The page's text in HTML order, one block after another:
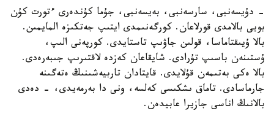
- دۇيسەنبى، سارسەنبى، بەيسەنبى، جۇما كۇندەرى ءتورت كۇن
بويى بالامدى قورلاعان. كورگەنىمدى ايتىپ جەتكىزە المايمىن.
بالا ۇيىقتاماسا، قولىن جاۋىپ تاستايدى. كورپەنى الىپ،
ۇستىنەن باسىپ تۇرادى. شايقاعان كەزدە لاقتىرىپ جىبەرەدى.
بالا ەكى بەتىمەن قۇلايدى. قايتادان تاربيەشىنىڭ ەتەگىنە
جارماسادى. تاماق ىشكىسى كەلسە، ونى دا بەرمەيدى، - دەدى
بالانىڭ اناسى جازيرا عابيدەن.